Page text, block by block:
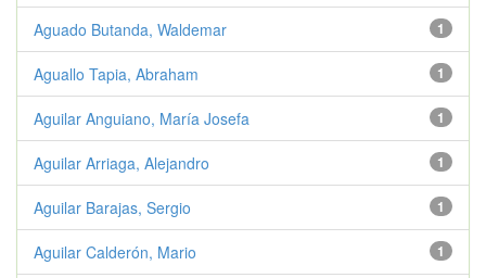
1
Aguado Butanda, Waldemar
1
Aguallo Tapia, Abraham
1
Aguilar Anguiano, María Josefa
1
Aguilar Arriaga, Alejandro
1
Aguilar Barajas, Sergio
1
Aguilar Calderón, Mario